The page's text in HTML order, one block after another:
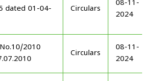
dated 01-04-
Circulars
08-11-
2024
2010
Circulars
08-11-
2024